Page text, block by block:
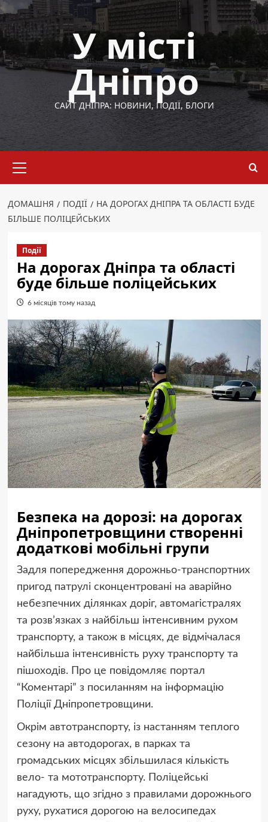
Перейти
до
вмісту
У місті
Дніпро
САЙТ ДНІПРА: НОВИНИ, ПОДІЇ, БЛОГИ
меню
ДОМАШНЯ ПОДІЇ
НА ДОРОГАХ ДНІПРА ТА ОБЛАСТІ БУДЕ
БІЛЬШЕ ПОЛІЦЕЙСЬКИХ
Події
На дорогах Дніпра та області
буде більше поліцейських
6 місяців тому назад
Безпека на дорозі: на дорогах
Дніпропетровщини створенні
додаткові мобільні групи
Задля попередження дорожньо-транспортних
пригод патрулі сконцентровані на аварійно
небезпечних ділянках доріг, автомагістралях
та розв’язках з найбільш інтенсивним рухом
транспорту, а також в місцях, де відмічалася
найбільша інтенсивність руху транспорту та
пішоходів. Про це повідомляє портал
“Коментарі” з посиланням на інформацію
Поліції Дніпропетровщини.
Окрім автотранспорту, із настанням теплого
сезону на автодорогах, в парках та
громадських місцях збільшилася кількість
вело- та мототранспорту. Поліцейські
нагадують, що згідно з правилами дорожнього
руху, рухатися дорогою на велосипедах